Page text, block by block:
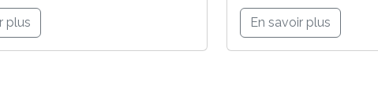
plus En savoir plus